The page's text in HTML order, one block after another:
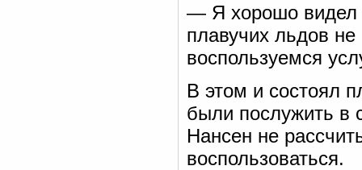
— Я хорошо видел
плавучих льдов
воспользуемся
В этом и состоял
были послужить в
Нансен не
воспользоваться.